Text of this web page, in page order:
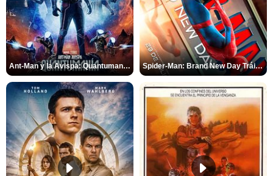
Ant-Man y la Avispa: Quantumanía Tráiler (2) Spider-Man: Brand New Day Tráiler (3)